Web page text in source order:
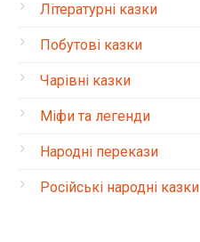
Літературні казки
Побутові казки
Чарівні казки
Міфи та легенди
Народні перекази
Російські народні казки